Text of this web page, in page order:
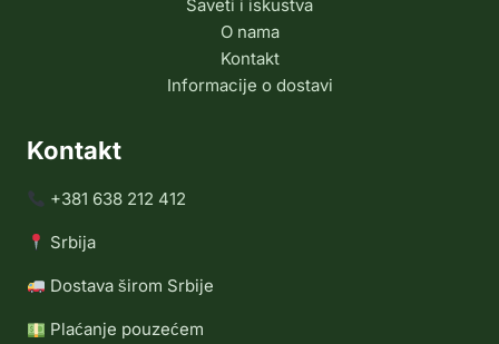
Saveti i iskustva
O nama
Kontakt
Informacije o dostavi
Kontakt
+381 638 212 412
Srbija
Dostava širom Srbije
Plaćanje pouzećem